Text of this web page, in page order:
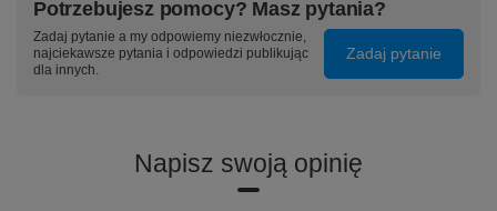
Potrzebujesz pomocy? Masz pytania?
Zadaj pytanie a my odpowiemy niezwłocznie,
najciekawsze pytania i odpowiedzi publikując
dla innych.
Zadaj pytanie
Napisz swoją opinię